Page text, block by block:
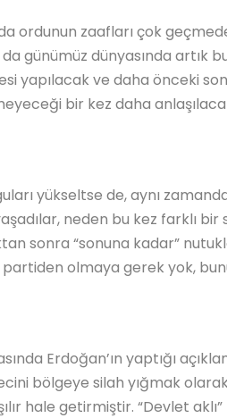
ordunun zaafları çok
günümüz dünyasında artık
yapılacak ve daha önceki
bir kez daha
yükseltse de, aynı
neden bu kez farklı bir
sonra “sonuna kadar”
olmaya gerek yok,
Erdoğan’ın yaptığı
bölgeye silah yığmak
hale getirmiştir. “Devlet